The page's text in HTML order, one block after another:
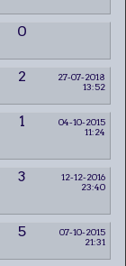
0
2
27-07-2018
13:52
1
04-10-2015
11:24
3
12-12-2016
23:40
5
07-10-2015
21:31